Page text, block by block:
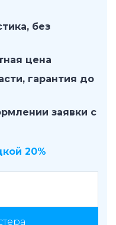
без
цена
гарантия до
заявки с
20%